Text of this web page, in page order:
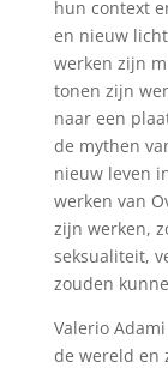
hun context
en nieuw
werken zijn
tonen zijn
naar een
de mythen
nieuw leven
werken van
zijn werken,
seksualiteit,
zouden
Valerio
de wereld en